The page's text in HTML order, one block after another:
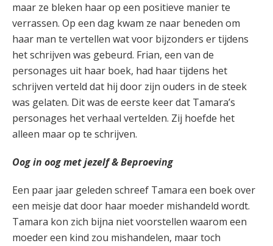
maar ze bleken haar op een positieve manier te
verrassen. Op een dag kwam ze naar beneden om
haar man te vertellen wat voor bijzonders er tijdens
het schrijven was gebeurd. Frian, een van de
personages uit haar boek, had haar tijdens het
schrijven verteld dat hij door zijn ouders in de steek
was gelaten. Dit was de eerste keer dat Tamara’s
personages het verhaal vertelden. Zij hoefde het
alleen maar op te schrijven.
Oog in oog met jezelf & Beproeving
Een paar jaar geleden schreef Tamara een boek over
een meisje dat door haar moeder mishandeld wordt.
Tamara kon zich bijna niet voorstellen waarom een
moeder een kind zou mishandelen, maar toch